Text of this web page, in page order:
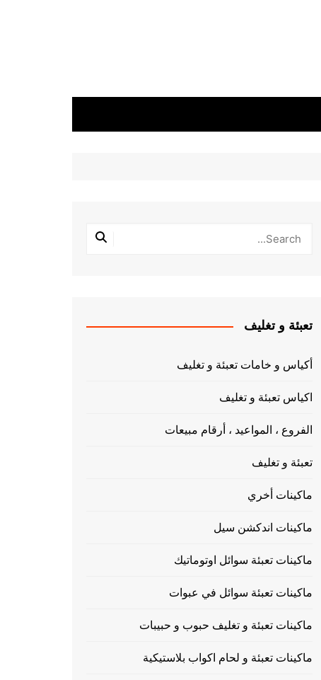
تعبئة و تغليف
أكياس و خامات تعبئة و تغليف
اكياس تعبئة و تغليف
الفروع ، المواعيد ، أرقام مبيعات
تعبئة و تغليف
ماكينات أخري
ماكينات اندكشن سيل
ماكينات تعبئة سوائل اوتوماتيك
ماكينات تعبئة سوائل في عبوات
ماكينات تعبئة و تغليف حبوب و حبيبات
ماكينات تعبئة و لحام اكواب بلاستيكية